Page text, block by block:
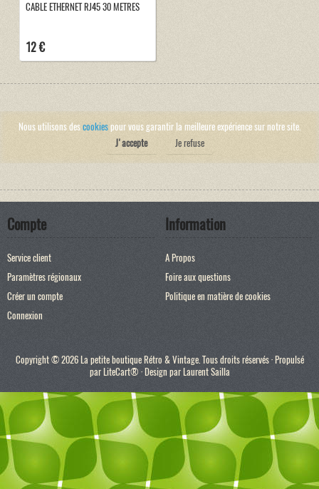
CABLE ETHERNET RJ45 30 METRES
12 €
Nous utilisons descookiespour vous garantir la meilleure expérience sur notre site.
J'accepte
Je refuse
Compte
Service client
Paramètres régionaux
Créer un compte
Connexion
Information
A Propos
Foire aux questions
Politique en matière de cookies
Copyright © 2026 La petite boutique Rétro & Vintage. Tous droits réservés · Propulsé
parLiteCart® · Design parLaurent Sailla